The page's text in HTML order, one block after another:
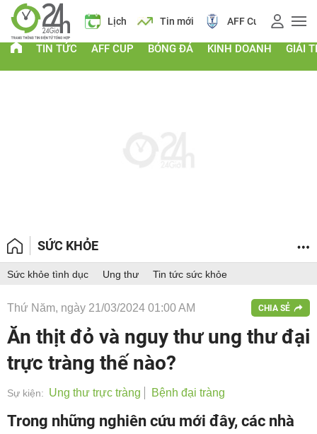
Giá vàng Lịch Tin mới AFF Cup Điểm
TIN TỨC AFF CUP BÓNG ĐÁ KINH DOANH GIẢI
SỨC KHỎE
Sức khỏe tình dục Ung thư Tin tức sức khỏe
Thứ Năm, ngày 21/03/2024 01:00 AM CHIA SẺ
Ăn thịt đỏ và nguy thư ung thư đại
trực tràng thế nào?
Sự kiện: Ung thư trực tràng Bệnh đại tràng
Trong những nghiên cứu mới đây, các nhà